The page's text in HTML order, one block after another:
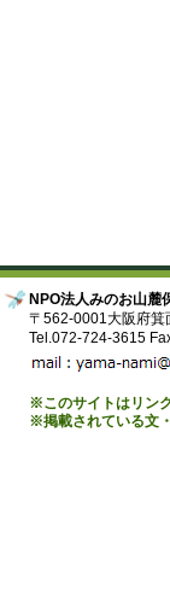
NPO法人みのお山
〒562-0001大阪府箕
Tel.072-724-3615
※このサイトはリン
※掲載されている文